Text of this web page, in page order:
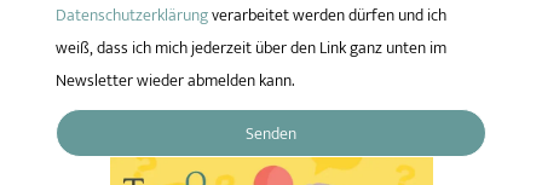
Datenschutzerklärungverarbeitet werden dürfen und ich
weiß, dass ich mich jederzeit über den Link ganz unten im
Newsletter wieder abmelden kann.
Senden